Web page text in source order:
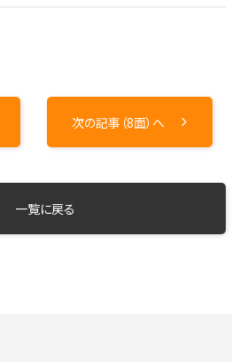
次の記事（8面）へ
一覧に戻る